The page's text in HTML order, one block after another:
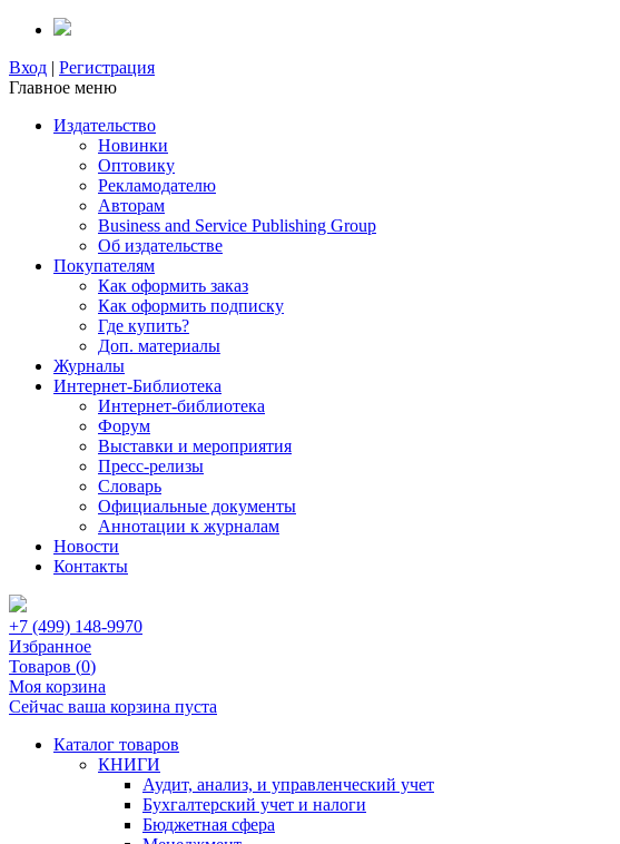
Вход | Регистрация
Главное меню
Издательство
Новинки
Оптовику
Рекламодателю
Авторам
Business and Service Publishing Group
Об издательстве
Покупателям
Как оформить заказ
Как оформить подписку
Где купить?
Доп. материалы
Журналы
Интернет-Библиотека
Интернет-библиотека
Форум
Выставки и мероприятия
Пресс-релизы
Словарь
Официальные документы
Аннотации к журналам
Новости
Контакты
+7 (499) 148-9970
Избранное
Товаров (0)
Моя корзина
Сейчас ваша корзина пуста
Каталог товаров
КНИГИ
Аудит, анализ, и управленческий учет
Бухгалтерский учет и налоги
Бюджетная сфера